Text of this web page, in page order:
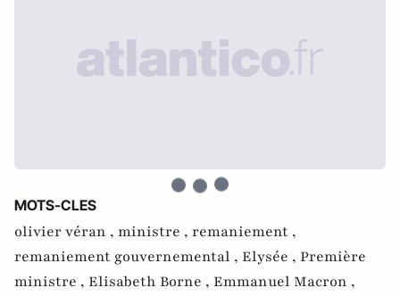
MOTS-CLES
olivier véran , ministre , remaniement ,
remaniement gouvernemental , Elysée , Première
ministre , Elisabeth Borne , Emmanuel Macron ,